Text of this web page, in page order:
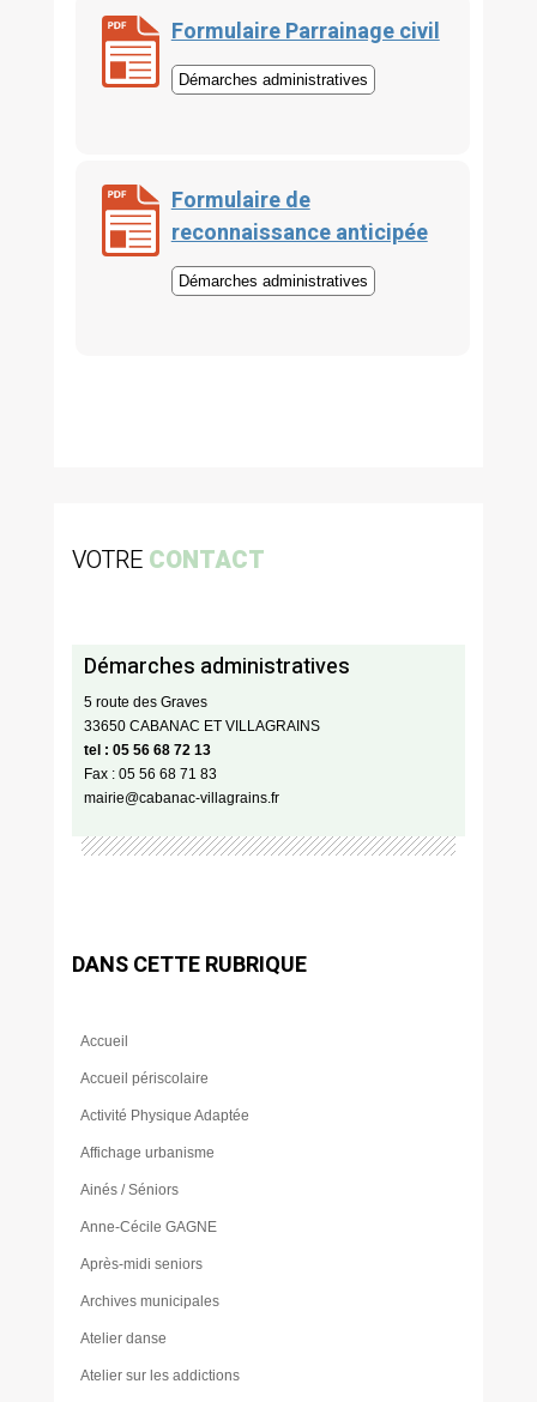
Formulaire Parrainage civil
Démarches administratives
Formulaire de
reconnaissance anticipée
Démarches administratives
VOTRE CONTACT
Démarches administratives
5 route des Graves
33650 CABANAC ET VILLAGRAINS
tel : 05 56 68 72 13
Fax : 05 56 68 71 83
mairie@cabanac-villagrains.fr
DANS CETTE RUBRIQUE
Accueil
Accueil périscolaire
Activité Physique Adaptée
Affichage urbanisme
Ainés / Séniors
Anne-Cécile GAGNE
Après-midi seniors
Archives municipales
Atelier danse
Atelier sur les addictions